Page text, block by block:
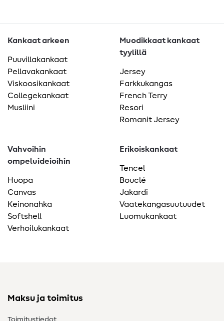
Kankaat arkeen
Puuvillakankaat
Pellavakankaat
Viskoosikankaat
Collegekankaat
Musliini
Muodikkaat kankaat
tyylillä
Jersey
Farkkukangas
French Terry
Resori
Romanit Jersey
Vahvoihin
ompeluideioihin
Huopa
Canvas
Keinonahka
Softshell
Verhoilukankaat
Erikoiskankaat
Tencel
Bouclé
Jakardi
Vaatekangasuutuudet
Luomukankaat
Maksu ja toimitus